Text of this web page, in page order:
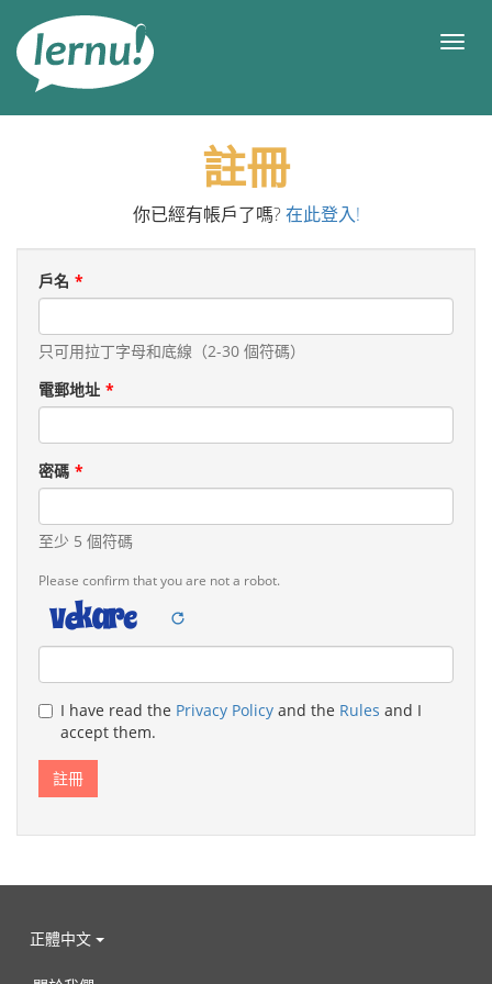
目
註冊
你已經有帳戶了嗎? 在此登入!
戶名
只可用拉丁字母和底線（2-30 個符碼）
電郵地址
密碼
至少 5 個符碼
Please confirm that you are not a robot.
Legal
remarks
I have read the Privacy Policy and the Rules and I
accept them.
正體中文